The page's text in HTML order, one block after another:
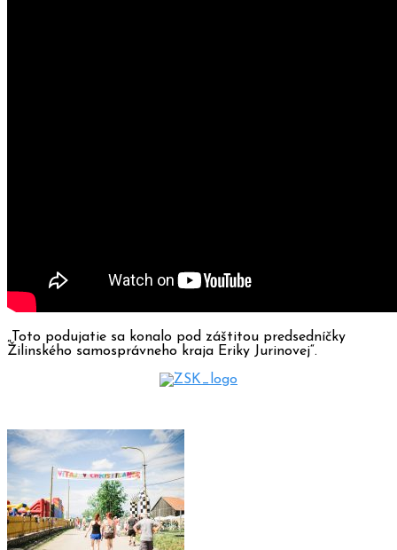
„Toto podujatie sa konalo pod záštitou predsedníčky
Žilinského samosprávneho kraja Eriky Jurinovej“.